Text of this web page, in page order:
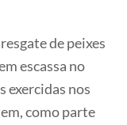
de peixes
escassa no
exercidas nos
como parte